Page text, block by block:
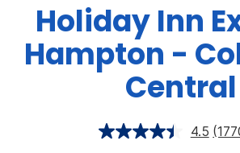
Holiday Inn
Hampton -
Central
4.5